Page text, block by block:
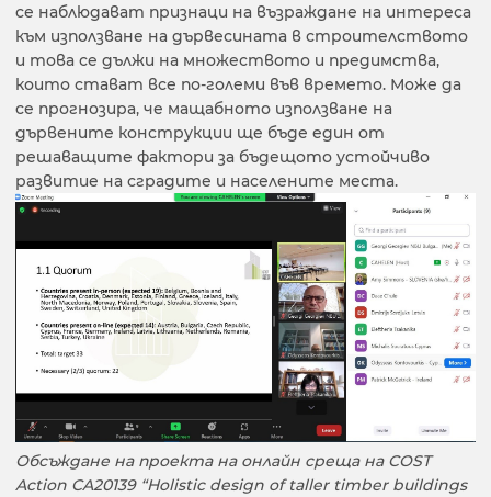
се наблюдават признаци на възраждане на интереса
към използване на дървесината в строителството
и това се дължи на множеството и предимства,
които стават все по-големи във времето. Може да
се прогнозира, че мащабното използване на
дървените конструкции ще бъде един от
решаващите фактори за бъдещото устойчиво
развитие на сградите и населените места.
Обсъждане на проекта на онлайн среща на COST
Action CA20139 “Holistic design of taller timber buildings